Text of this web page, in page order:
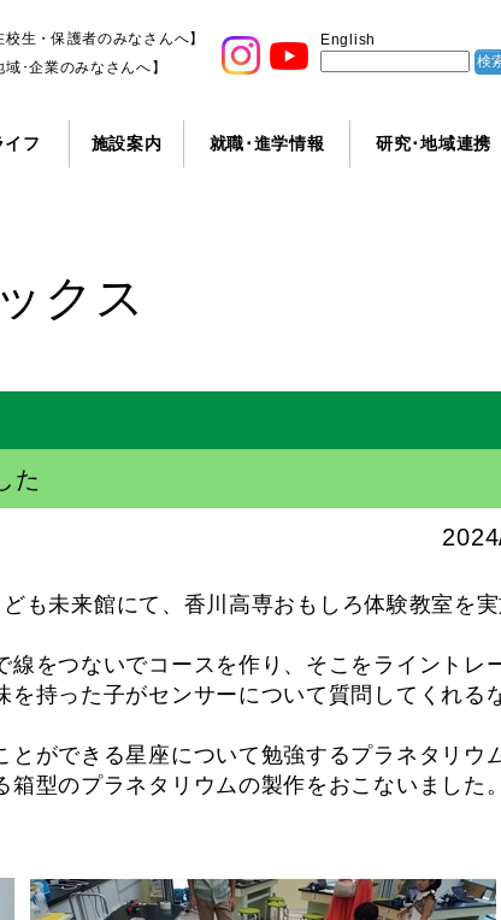
校生・保護者のみなさんへ】
域･企業のみなさんへ】
English
イフ 施設案内 就職･進学情報 研究･地域連携
クス
た
未来館にて、香川高専おもしろ体験教室を実
をつないでコースを作り、そこをライントレ
持った子がセンサーについて質問してくれる
ができる星座について勉強するプラネタリウ
型のプラネタリウムの製作をおこないました